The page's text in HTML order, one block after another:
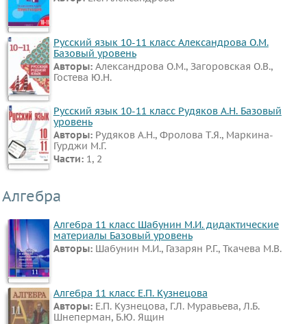
Русский язык 10-11 класс Александрова О.М.
Базовый уровень
Авторы: Александрова О.М., Загоровская О.В.,
Гостева Ю.Н.
Русский язык 10-11 класс Рудяков А.Н. Базовый
уровень
Авторы: Рудяков А.Н., Фролова Т.Я., Маркина-
Гурджи М.Г.
Части: 1, 2
Алгебра
Алгебра 11 класс Шабунин М.И. дидактические
материалы Базовый уровень
Авторы: Шабунин М.И., Газарян Р.Г., Ткачева М.В.
Алгебра 11 класс Е.П. Кузнецова
Авторы: Е.П. Кузнецова, Г.Л. Муравьева, Л.Б.
Шнеперман, Б.Ю. Ящин